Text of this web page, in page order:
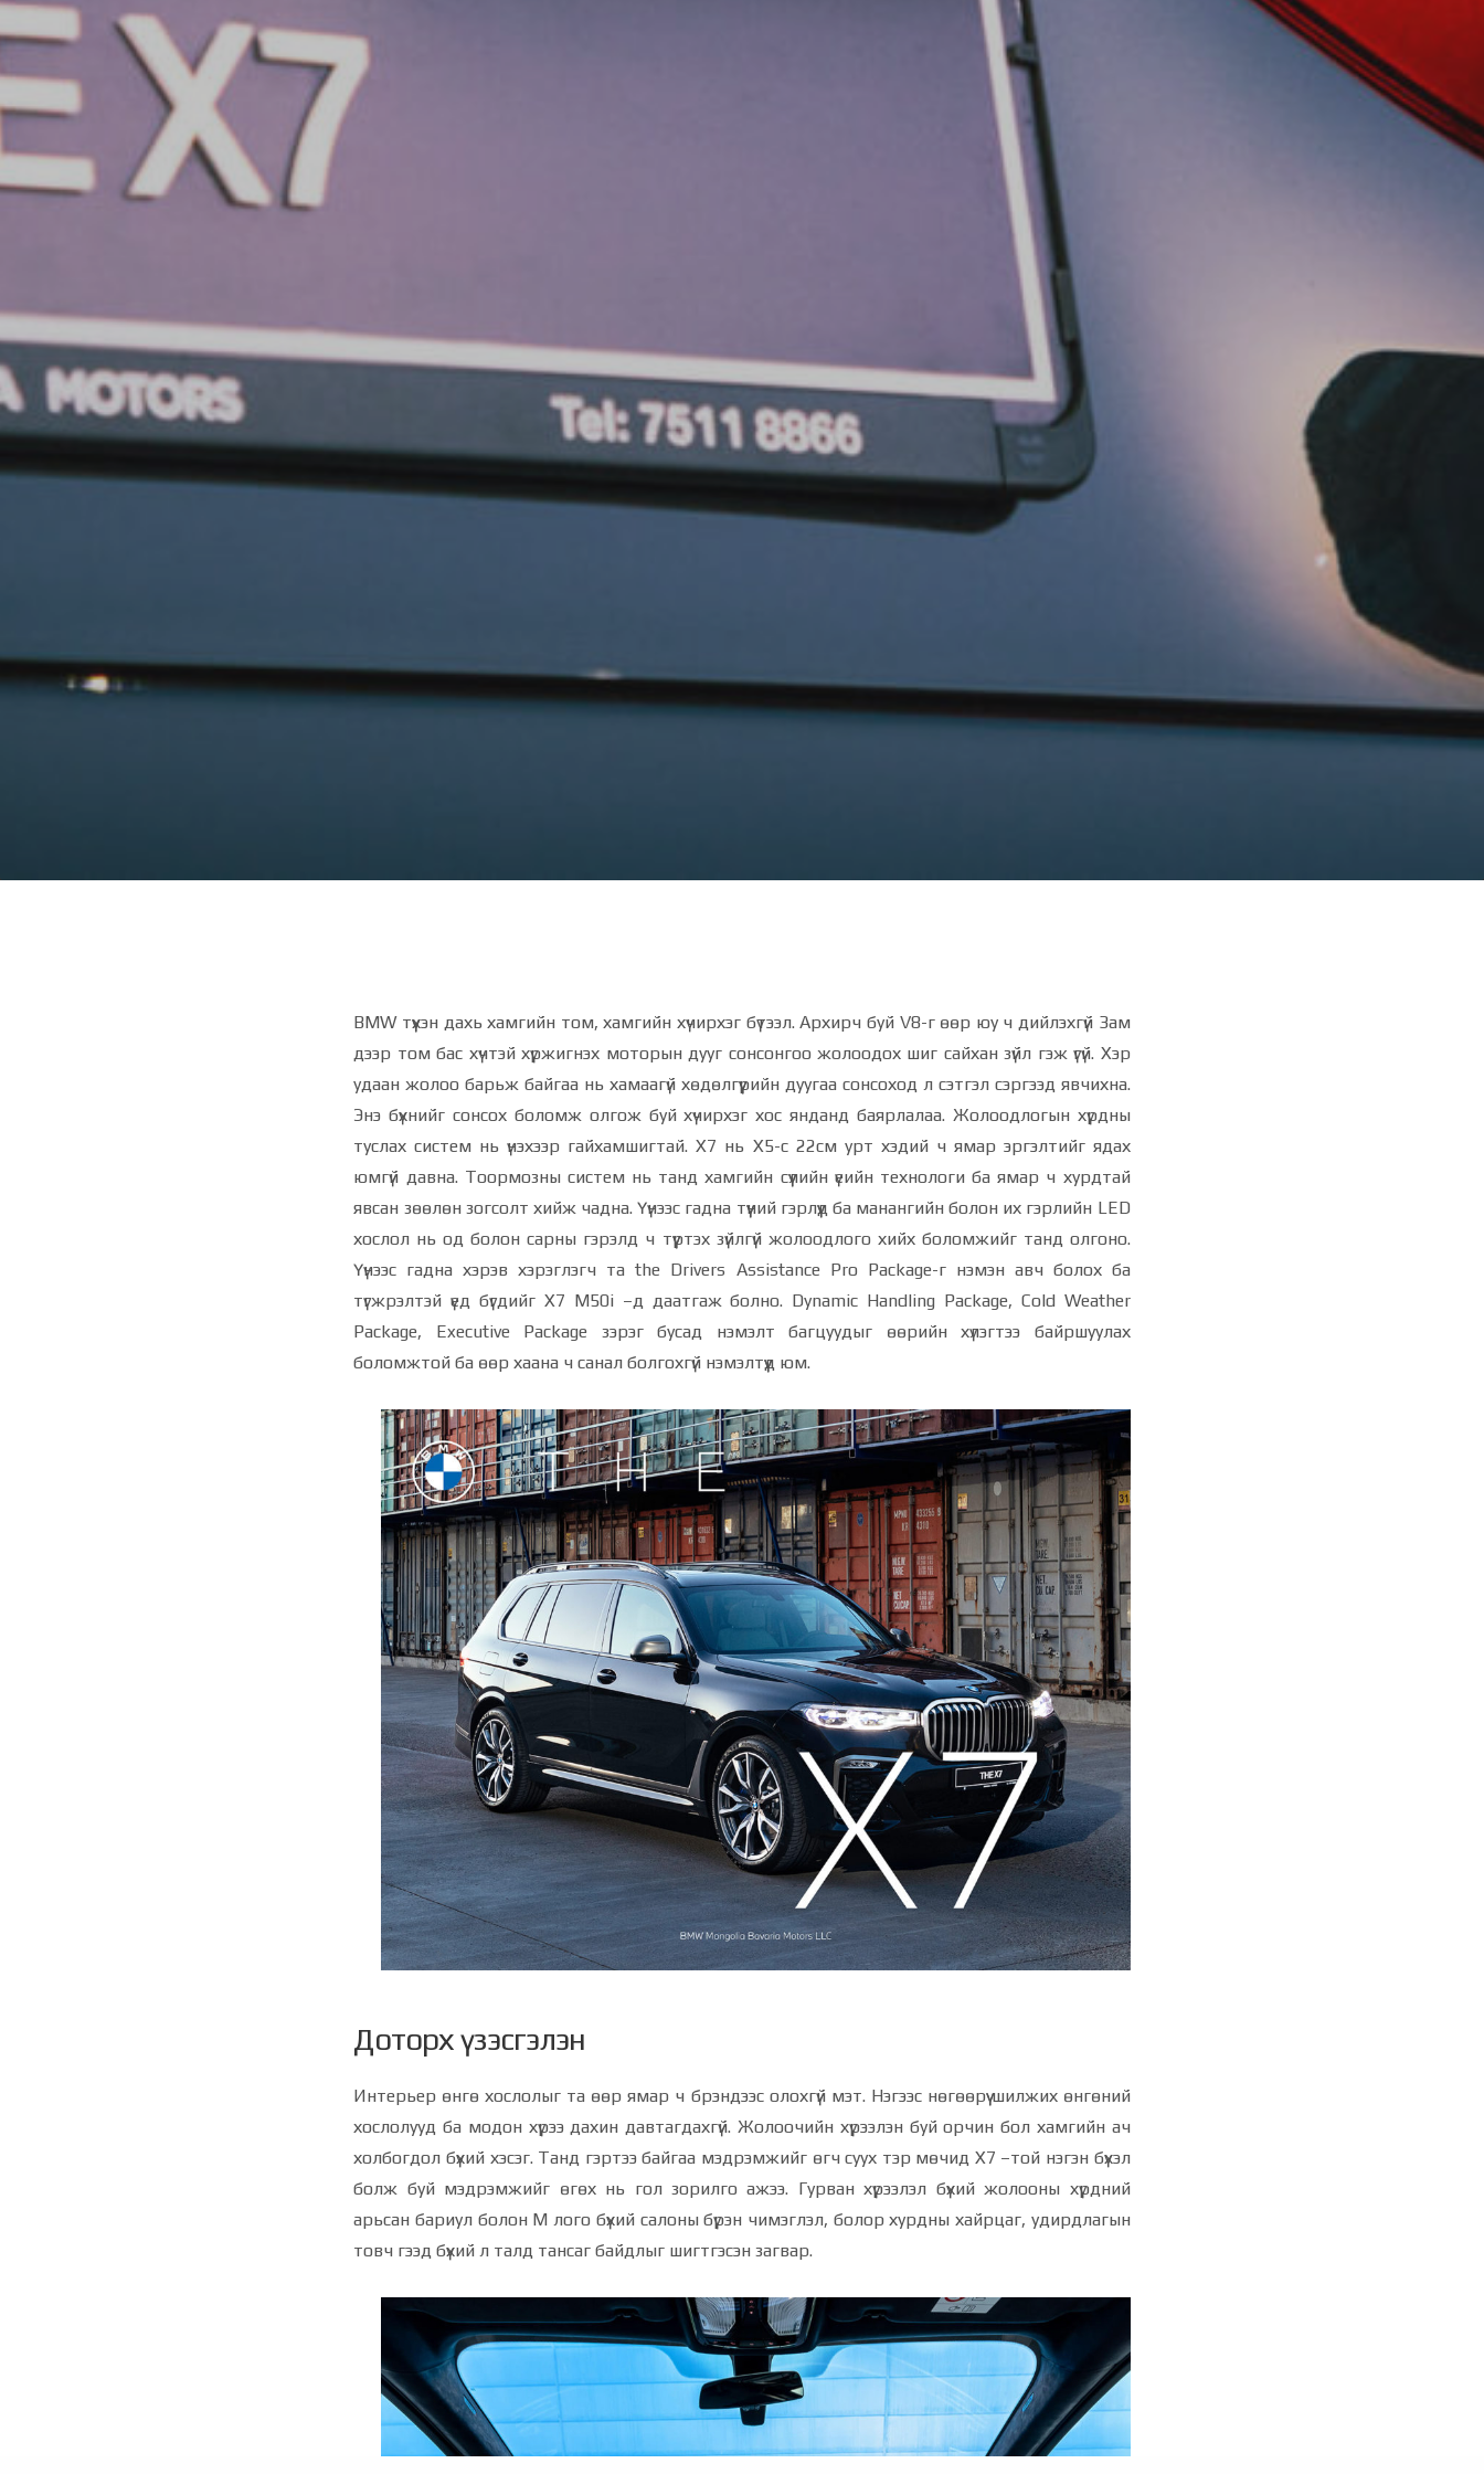
BMW түүхэн дахь хамгийн том, хамгийн хүчирхэг бүтээл. Архирч буй V8-г өөр юу ч дийлэхгүй Зам
дээр том бас хүчтэй хүржигнэх моторын дууг сонсонгоо жолоодох шиг сайхан зүйл гэж үгүй. Хэр
удаан жолоо барьж байгаа нь хамаагүй хөдөлгүүрийн дуугаа сонсоход л сэтгэл сэргээд явчихна.
Энэ бүхнийг сонсох боломж олгож буй хүчирхэг хос янданд баярлалаа. Жолоодлогын хүрдны
туслах систем нь үнэхээр гайхамшигтай. X7 нь Х5-с 22см урт хэдий ч ямар эргэлтийг ядах
юмгүй давна. Тоормозны систем нь танд хамгийн сүүлийн үеийн технологи ба ямар ч хурдтай
явсан зөөлөн зогсолт хийж чадна. Үүнээс гадна түүний гэрлүүд ба манангийн болон их гэрлийн LED
хослол нь од болон сарны гэрэлд ч түүртэх зүйлгүй жолоодлого хийх боломжийг танд олгоно.
Үүнээс гадна хэрэв хэрэглэгч та the Drivers Assistance Pro Package-г нэмэн авч болох ба
түгжрэлтэй үед бүгдийг X7 M50i –д даатгаж болно. Dynamic Handling Package, Cold Weather
Package, Executive Package зэрэг бусад нэмэлт багцуудыг өөрийн хүлэгтээ байршуулах
боломжтой ба өөр хаана ч санал болгохгүй нэмэлтүүд юм.
Доторх үзэсгэлэн
Интерьер өнгө хослолыг та өөр ямар ч брэндээс олохгүй мэт. Нэгээс нөгөөрүү шилжих өнгөний
хослолууд ба модон хүрээ дахин давтагдахгүй. Жолоочийн хүрээлэн буй орчин бол хамгийн ач
холбогдол бүхий хэсэг. Танд гэртээ байгаа мэдрэмжийг өгч суух тэр мөчид Х7 –той нэгэн бүхэл
болж буй мэдрэмжийг өгөх нь гол зорилго ажээ. Гурван хүрээлэл бүхий жолооны хүрдний
арьсан бариул болон М лого бүхий салоны бүрэн чимэглэл, болор хурдны хайрцаг, удирдлагын
товч гээд бүхий л талд тансаг байдлыг шигтгэсэн загвар.